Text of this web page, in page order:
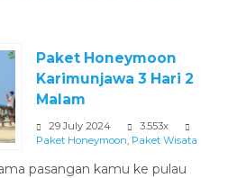
Paket Honeymoon
Karimunjawa 3 Hari 2
Malam
29 July 2024
3.553x
Paket Honeymoon Paket Wisata
pasangan kamu ke pulau